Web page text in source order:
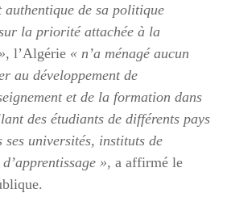
authentique de sa politique
la priorité attachée à la
, l’Algérie « n’a ménagé aucun
au développement de
et de la formation dans
des étudiants de différents pays
universités, instituts de
», a affirmé le